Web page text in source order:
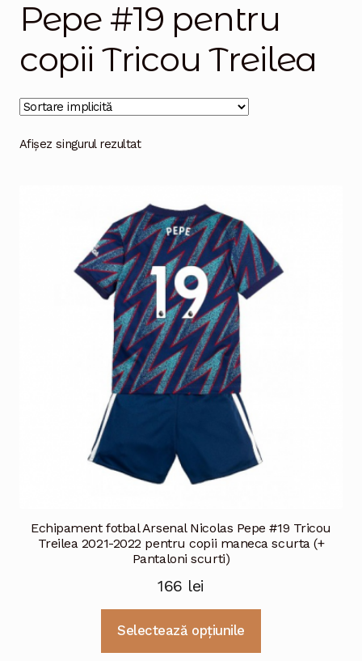
Magazinul
Pepe #19 pentru
copii Tricou Treilea
Afișez singurul rezultat
Echipament fotbal Arsenal Nicolas Pepe #19 Tricou
Treilea 2021-2022 pentru copii maneca scurta (+
Pantaloni scurti)
166 lei
Selectează opțiunile